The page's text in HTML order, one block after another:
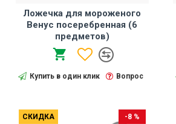
Ложечка для мороженого
Венус посеребренная (6
предметов)
Купить в один клик Вопрос
СКИДКА -8 %